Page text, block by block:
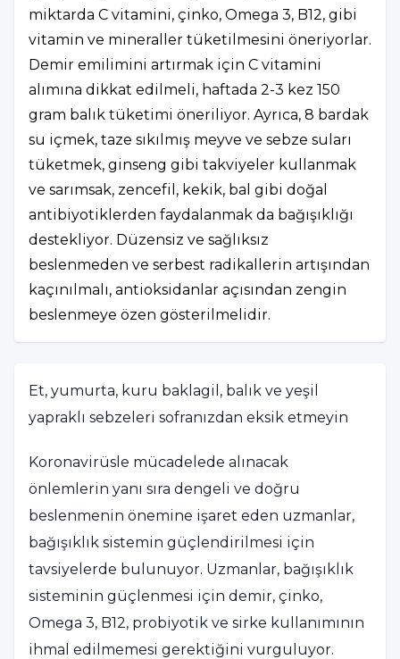
miktarda C vitamini, çinko, Omega 3, B12, gibi
vitamin ve mineraller tüketilmesini öneriyorlar.
Demir emilimini artırmak için C vitamini
alımına dikkat edilmeli, haftada 2-3 kez 150
gram balık tüketimi öneriliyor. Ayrıca, 8 bardak
su içmek, taze sıkılmış meyve ve sebze suları
tüketmek, ginseng gibi takviyeler kullanmak
ve sarımsak, zencefil, kekik, bal gibi doğal
antibiyotiklerden faydalanmak da bağışıklığı
destekliyor. Düzensiz ve sağlıksız
beslenmeden ve serbest radikallerin artışından
kaçınılmalı, antioksidanlar açısından zengin
beslenmeye özen gösterilmelidir.
Et, yumurta, kuru baklagil, balık ve yeşil
yapraklı sebzeleri sofranızdan eksik etmeyin
Koronavirüsle mücadelede alınacak
önlemlerin yanı sıra dengeli ve doğru
beslenmenin önemine işaret eden uzmanlar,
bağışıklık sistemin güçlendirilmesi için
tavsiyelerde bulunuyor. Uzmanlar, bağışıklık
sisteminin güçlenmesi için demir, çinko,
Omega 3, B12, probiyotik ve sirke kullanımının
ihmal edilmemesi gerektiğini vurguluyor.